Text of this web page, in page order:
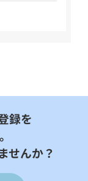
録を
せんか？